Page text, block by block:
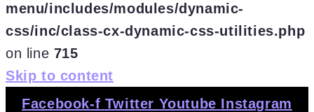
menu/includes/modules/dynamic-
css/inc/class-cx-dynamic-css-utilities.php
on line 715
Skip to content
Facebook-f Twitter Youtube Instagram